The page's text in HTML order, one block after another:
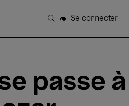
Rechercher
Se connecter
passe à